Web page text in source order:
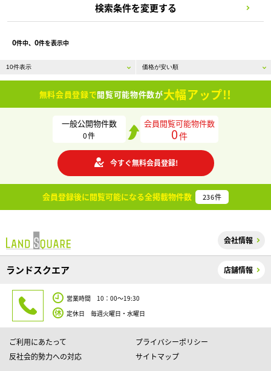
検索条件を変更する
0件中、 0件を表示中
無料会員登録で閲覧可能物件数が大幅アップ!!
一般公開物件数
0件
会員閲覧可能物件数
0件
今すぐ無料会員登録!
会員登録後に閲覧可能になる全掲載物件数 236件
会社情報
ランドスクエア 店舗情報
営業時間 10：00～19:30
定休日 毎週火曜日・水曜日
ご利用にあたって
プライバシーポリシー
反社会的勢力への対応
サイトマップ